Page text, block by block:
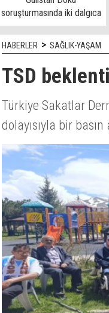
soruşturmasında iki dalgıca
tutuklama
HABERLER > SAĞLIK-YAŞAM
TSD
Türkiye Sakatlar
dolayısıyla bir basın